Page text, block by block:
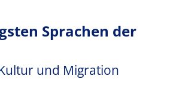
Sprachen der
und Migration